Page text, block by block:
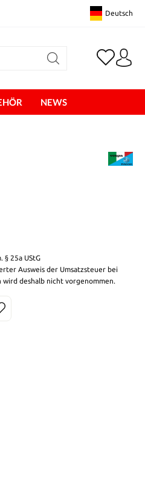
Deutsch
NEWS
25a UStG
Ausweis der Umsatzsteuer bei
deshalb nicht vorgenommen.